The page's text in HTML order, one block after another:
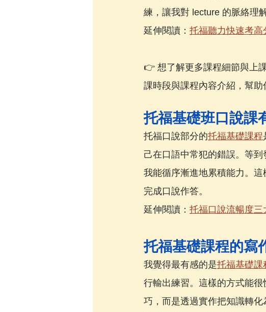
練，讓我對 lecture 的脈絡理
延伸閱讀： 托福聽力快速考
👉 想了解更多課程細節與上
課時段與課程內容介紹，幫助
托福基礎班口說課
托福口說部分的托福基礎課程
己在口語中常犯的錯誤。等
我能循序漸進地累積能力。
完成口說作答。
延伸閱讀： 托福口說流暢度三
托福基礎課程的寫
我覺得最有感的是托福基礎課
行輸出練習。這樣的方式能
巧，而是透過實作把知識轉